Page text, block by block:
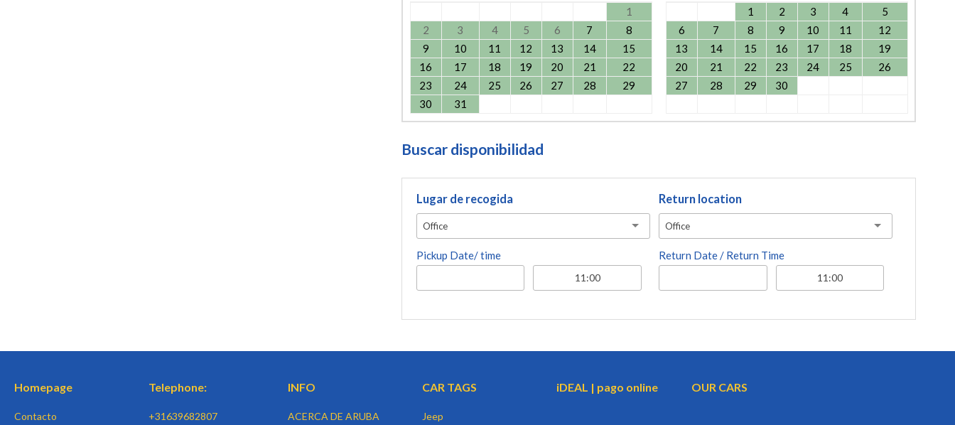
1
2
3 4 5 6 7
8
9
10 11 12 13 14
15
16
17 18 19 20 21
22
23
24 25 26 27 28
29
30
31
1
2 3 4
5
6
7 8 9 10 11
12
13
14 15 16 17 18
19
20
21 22 23 24 25
26
27
28 29 30
Buscar disponibilidad
Lugar de recogida
Office
Pickup Date/ time
Return location
Office
Return Date / Return Time
Homepage
Contacto
Telephone:
+31639682807
INFO
ACERCA DE ARUBA
CAR TAGS
Jeep
iDEAL | pago online OUR CARS